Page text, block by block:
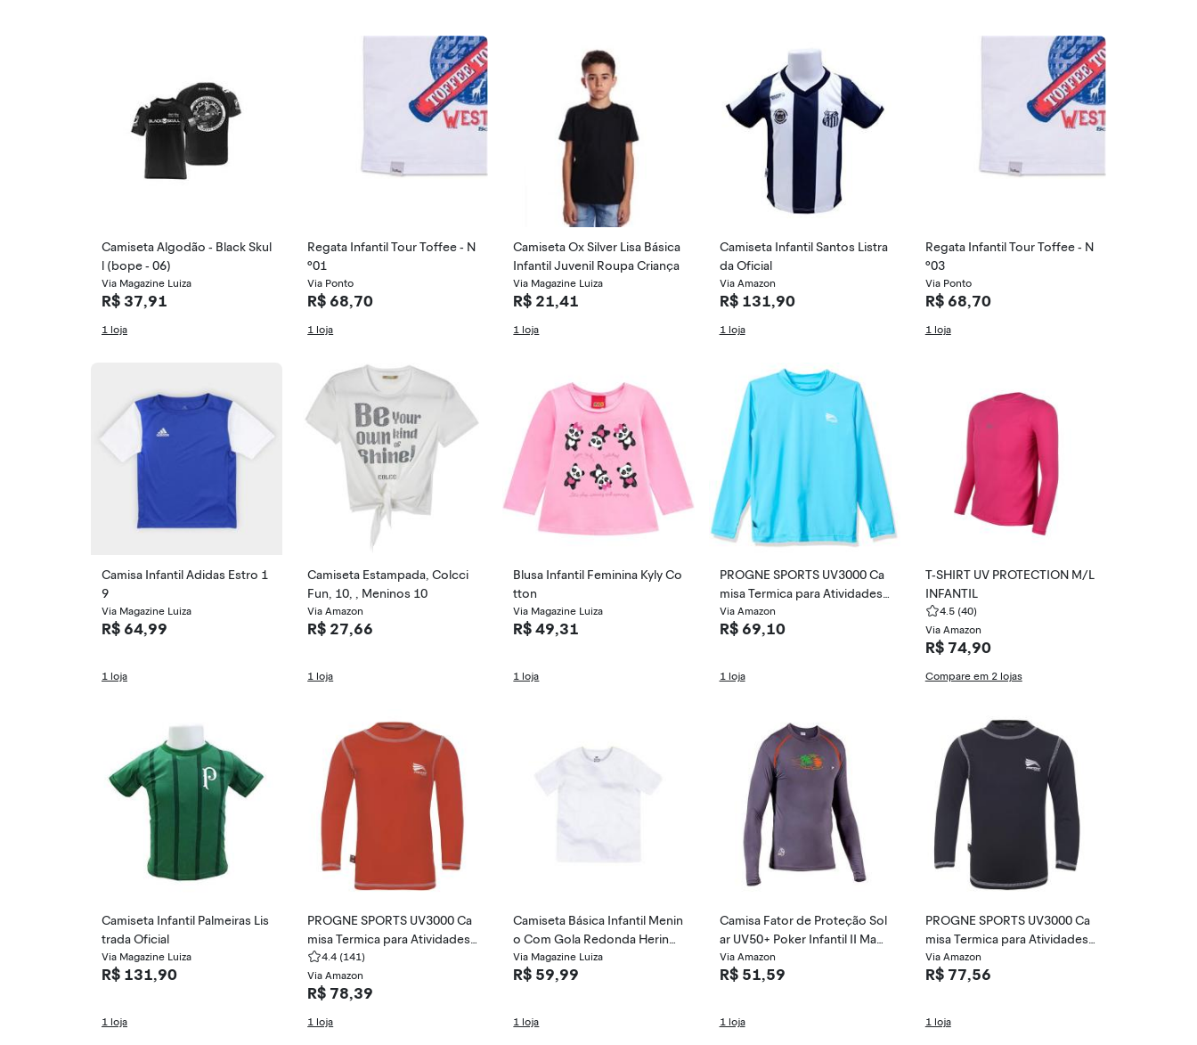
Camiseta Algodão - Black Skul
l (bope - 06)
Via Magazine Luiza
R$ 37,91
1 loja
Regata Infantil Tour Toffee - N
º01
Via Ponto
R$ 68,70
1 loja
Camiseta Ox Silver Lisa Básica
Infantil Juvenil Roupa Criança
Via Magazine Luiza
R$ 21,41
1 loja
Camiseta Infantil Santos Listra
da Oficial
Via Amazon
R$ 131,90
1 loja
Regata Infantil Tour Toffee - N
º03
Via Ponto
R$ 68,70
1 loja
Camisa Infantil Adidas Estro 1
9
Via Magazine Luiza
R$ 64,99
1 loja
Camiseta Estampada, Colcci
Fun, 10, , Meninos 10
Via Amazon
R$ 27,66
1 loja
Blusa Infantil Feminina Kyly Co
tton
Via Magazine Luiza
R$ 49,31
1 loja
PROGNE SPORTS UV3000 Ca
misa Termica para Atividades
ao Ar Livre, 4,
Via Amazon
R$ 69,10
1 loja
T-SHIRT UV PROTECTION M/L
INFANTIL
4.5 (40)
Via Amazon
R$ 74,90
Compare em 2 lojas
Camiseta Infantil Palmeiras Lis
trada Oficial
Via Magazine Luiza
R$ 131,90
1 loja
PROGNE SPORTS UV3000 Ca
misa Termica para Atividades
ao Ar Livre, 6,
4.4 (141)
Via Amazon
R$ 78,39
1 loja
Camiseta Básica Infantil Menin
o Com Gola Redonda Hering
Kids
Via Magazine Luiza
R$ 59,99
1 loja
Camisa Fator de Proteção Sol
ar UV50+ Poker Infantil II Man
ga Longa
Via Amazon
R$ 51,59
1 loja
PROGNE SPORTS UV3000 Ca
misa Termica para Atividades
ao Ar Livre, 2,
Via Amazon
R$ 77,56
1 loja